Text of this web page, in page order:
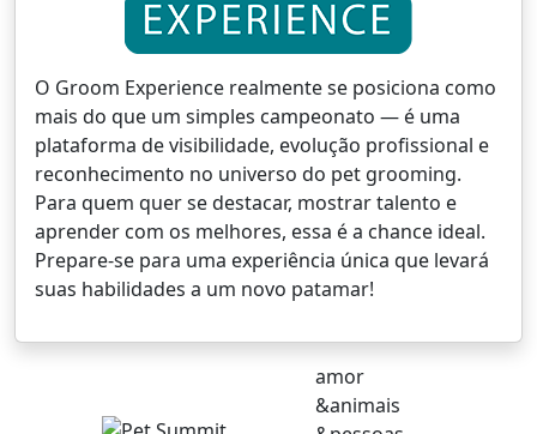
O Groom Experience realmente se posiciona como
mais do que um simples campeonato — é uma
plataforma de visibilidade, evolução profissional e
reconhecimento no universo do pet grooming.
Para quem quer se destacar, mostrar talento e
aprender com os melhores, essa é a chance ideal.
Prepare-se para uma experiência única que levará
suas habilidades a um novo patamar!
amor
&animais